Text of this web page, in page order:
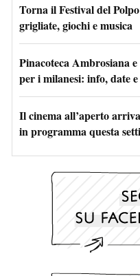
Torna il Festival del
grigliate, giochi e musica
Pinacoteca Ambrosiana
per i milanesi: info, date
Il cinema all’aperto
in programma questa